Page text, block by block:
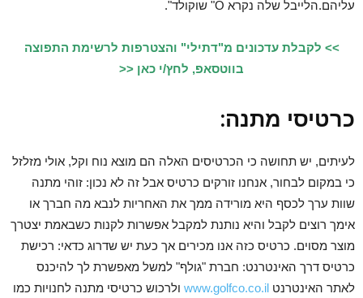
עליהם.הלייבל שלה נקרא O" שוקולד".
>> לקבלת עדכונים מ"דתילי" והצטרפות לרשימת התפוצה
בווטסאפ, לחץ/י כאן <<
כרטיסי מתנה:
לעיתים, יש תחושה כי הכרטיסים האלה הם מוצא נוח וקל, אולי מזלזל
כי במקום לבחור, אנחנו זורקים כרטיס אבל זה לא נכון: זוהי מתנה
שוות ערך לכסף היא מורידה ממך את האחריות לנבא מה חברך או
אימך רוצים לקבל והיא נותנת למקבל אפשרות לקנות כשבאמת יצטרך
מוצר מסוים. כרטיס כזה אנו מכירים אך כעת יש שדרוג כדאי: רכישת
כרטיס דרך האינטרנט: חברת "גולף" למשל מאפשרת לך להיכנס
לאתר האינטרנט www.golfco.co.il ולרכוש כרטיסי מתנה לחנויות כמו